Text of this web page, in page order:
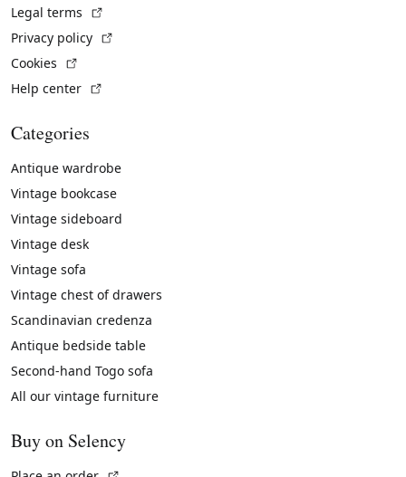
Legal terms
Privacy policy
Cookies
Help center
Categories
Antique wardrobe
Vintage bookcase
Vintage sideboard
Vintage desk
Vintage sofa
Vintage chest of drawers
Scandinavian credenza
Antique bedside table
Second-hand Togo sofa
All our vintage furniture
Buy on Selency